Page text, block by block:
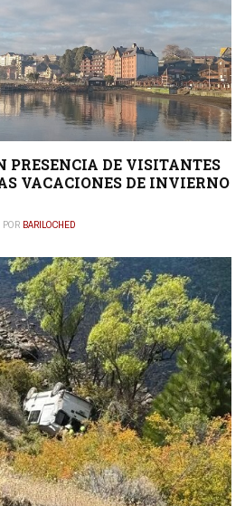
PRESENCIA DE VISITANTES
VACACIONES DE INVIERNO
POR BARILOCHED